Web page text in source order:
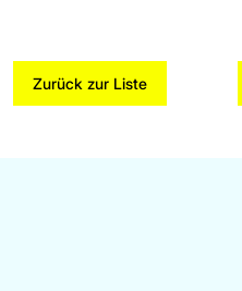
Zurück zur Liste